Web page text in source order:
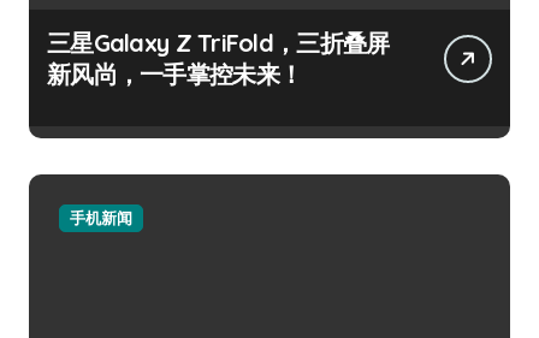
三星Galaxy Z TriFold，三折叠屏
新风尚，一手掌控未来！
手机新闻